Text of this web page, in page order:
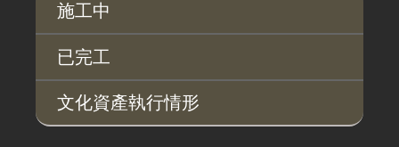
施工中
已完工
文化資產執行情形